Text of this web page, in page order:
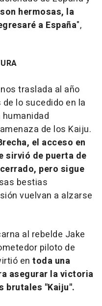
hermosas, la
a España",
traslada al año
lo sucedido en la
de los Kaiju.
el acceso en
sirvió de puerta de
pero sigue
bestias
vuelvan a alzarse
al rebelde Jake
piloto de
en toda una
asegurar la victoria
brutales "Kaiju".